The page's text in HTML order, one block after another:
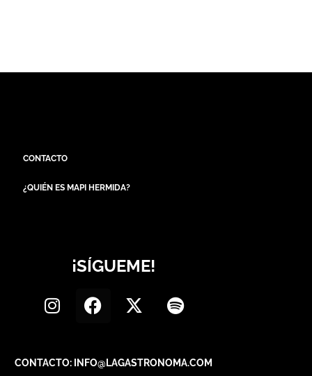
CONTACTO
¿QUIÉN ES MAPI HERMIDA?
¡SÍGUEME!
CONTACTO: INFO@LAGASTRONOMA.COM